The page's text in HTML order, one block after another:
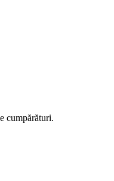
cumpărături.